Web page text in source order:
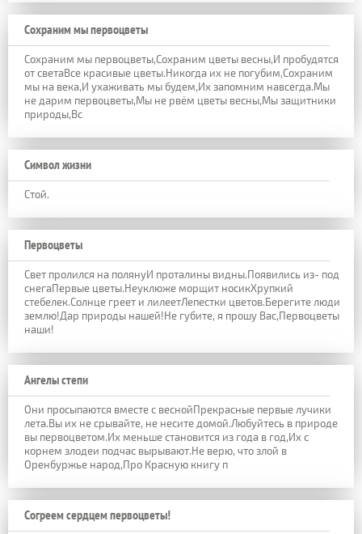
Сохраним мы первоцветы
Сохраним мы первоцветы,Сохраним цветы весны,И пробудятся
от светаВсе красивые цветы.Никогда их не погубим,Сохраним
мы на века,И ухаживать мы будем,Их запомним навсегда.Мы
не дарим первоцветы,Мы не рвём цветы весны,Мы защитники
природы,Вс
Символ жизни
Стой.
Первоцветы
Свет пролился на полянуИ проталины видны.Появились из- под
снегаПервые цветы.Неуклюже морщит носикХрупкий
стебелек.Солнце греет и лилеетЛепестки цветов.Берегите люди
землю!Дар природы нашей!Не губите, я прошу Вас,Первоцветы
наши!
Ангелы степи
Они просыпаются вместе с веснойПрекрасные первые лучики
лета.Вы их не срывайте, не несите домой.Любуйтесь в природе
вы первоцветом.Их меньше становится из года в год,Их с
корнем злодеи подчас вырывают.Не верю, что злой в
Оренбуржье народ,Про Красную книгу п
Согреем сердцем первоцветы!